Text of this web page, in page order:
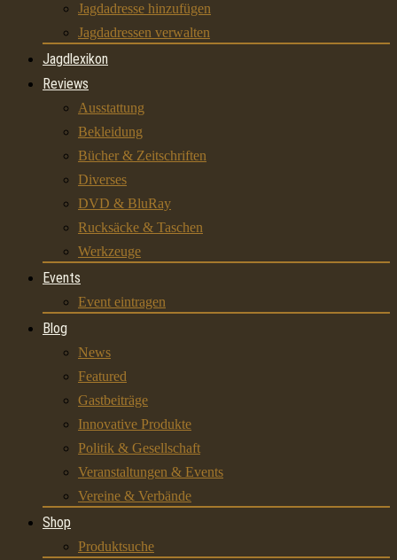
Jagdadresse hinzufügen
Jagdadressen verwalten
Jagdlexikon
Reviews
Ausstattung
Bekleidung
Bücher & Zeitschriften
Diverses
DVD & BluRay
Rucksäcke & Taschen
Werkzeuge
Events
Event eintragen
Blog
News
Featured
Gastbeiträge
Innovative Produkte
Politik & Gesellschaft
Veranstaltungen & Events
Vereine & Verbände
Shop
Produktsuche